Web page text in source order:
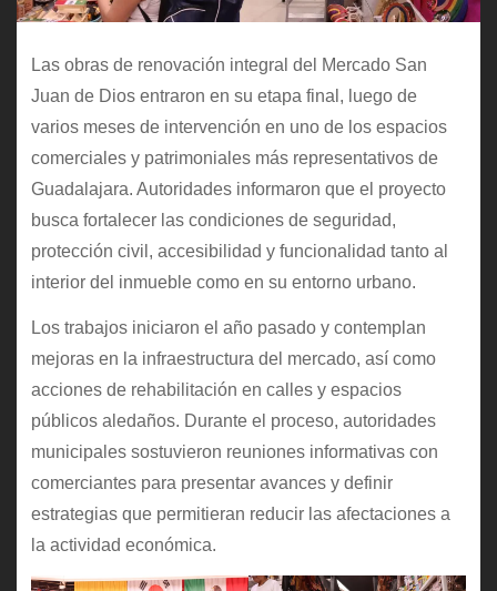
Las obras de renovación integral del Mercado San
Juan de Dios entraron en su etapa final, luego de
varios meses de intervención en uno de los espacios
comerciales y patrimoniales más representativos de
Guadalajara. Autoridades informaron que el proyecto
busca fortalecer las condiciones de seguridad,
protección civil, accesibilidad y funcionalidad tanto al
interior del inmueble como en su entorno urbano.
Los trabajos iniciaron el año pasado y contemplan
mejoras en la infraestructura del mercado, así como
acciones de rehabilitación en calles y espacios
públicos aledaños. Durante el proceso, autoridades
municipales sostuvieron reuniones informativas con
comerciantes para presentar avances y definir
estrategias que permitieran reducir las afectaciones a
la actividad económica.